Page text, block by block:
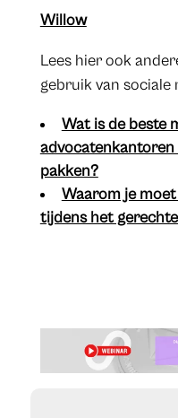
Willow
Lees hier ook
gebruik van
​Wat is de beste
advocatenkantoren
pakken?
​Waarom je
tijdens het